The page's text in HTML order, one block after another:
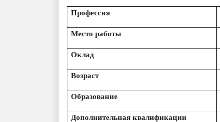
Профессия
Место работы
Оклад
Возраст
Образование
Дополнительная квалификации